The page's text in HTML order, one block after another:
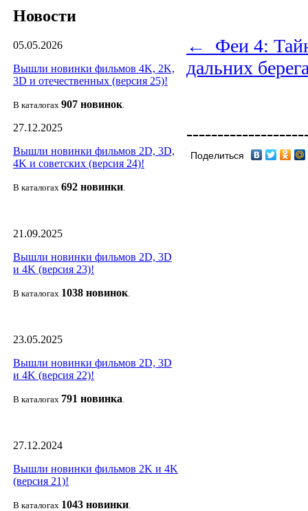
Новости
05.05.2026
Вышли новинки фильмов 4K, 2K,
3D и отечественных (версия 25)!
В каталогах 907 новинок.
27.12.2025
Вышли новинки фильмов 2D, 3D,
4K и советских (версия 24)!
В каталогах 692 новинки.
21.09.2025
Вышли новинки фильмов 2D, 3D
и 4K (версия 23)!
В каталогах 1038 новинок.
23.05.2025
Вышли новинки фильмов 2D, 3D
и 4K (версия 22)!
В каталогах 791 новинка.
27.12.2024
Вышли новинки фильмов 2K и 4K
(версия 21)!
В каталогах 1043 новинки.
← Феи 4:
дальних
Поделиться